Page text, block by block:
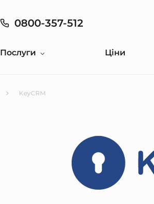
0800-357-512
Послуги Ціни
KeyCRM